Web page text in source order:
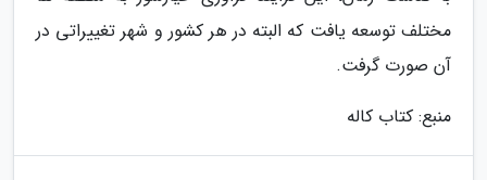
مختلف توسعه یافت که البته در هر کشور و شهر تغییراتی در
آن صورت گرفت.
منبع: کتاب کاله